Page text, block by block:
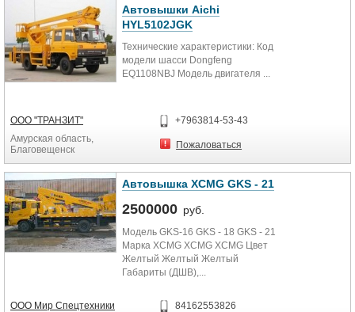
руб.
Марка
Автовышки Aichi
HYL5102JGK
Технические характеристики: Код
модели шасси Dongfeng
EQ1108NBJ Модель двигателя ...
ООО "ТРАНЗИТ"
Амурская область,
Благовещенск
+7963814-53-43
Пожаловаться
Автовышка XCMG GKS - 21
2500000 руб.
Модель GKS-16 GKS - 18 GKS - 21
Марка XCMG XCMG XCMG Цвет
Желтый Желтый Желтый
Габариты (ДШВ),...
ООО Мир Спецтехники
84162553826